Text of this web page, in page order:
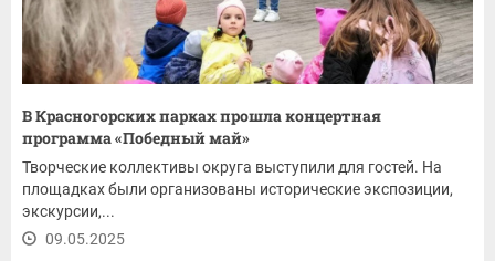
В Красногорских парках прошла концертная
программа «Победный май»
Творческие коллективы округа выступили для гостей. На
площадках были организованы исторические экспозиции,
экскурсии,...
09.05.2025